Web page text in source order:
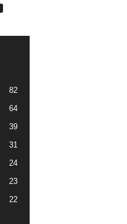
82
64
39
31
24
23
22